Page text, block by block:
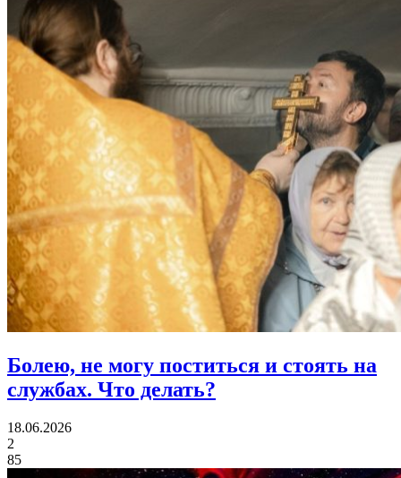
Болею, не могу поститься и стоять на
службах. Что делать?
18.06.2026
2
85